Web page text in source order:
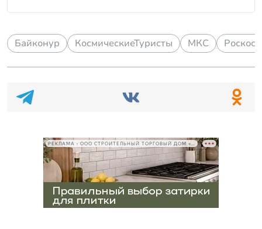
Байконур КосмическиеТуристы МКС
РЕКЛАМА • ООО СТРОИТЕЛЬНЫЙ ТОРГОВЫЙ ДОМ «ПЕТРОВИЧ», ИНН 7802348846